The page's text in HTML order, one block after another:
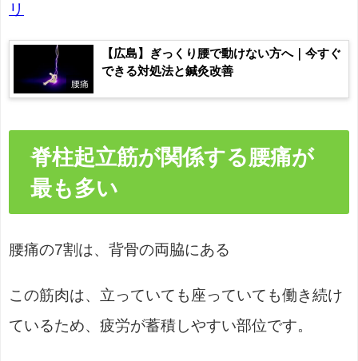
リ
腰痛
【広島】ぎっくり腰で動けない方へ｜今すぐ
できる対処法と鍼灸改善
脊柱起立筋が関係する腰痛が
最も多い
腰痛の7割は、背骨の両脇にある
この筋肉は、立っていても座っていても働き続け
ているため、疲労が蓄積しやすい部位です。